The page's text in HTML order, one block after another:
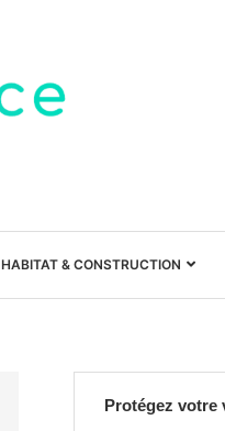
HABITAT & CONSTRUCTION
Protégez votre